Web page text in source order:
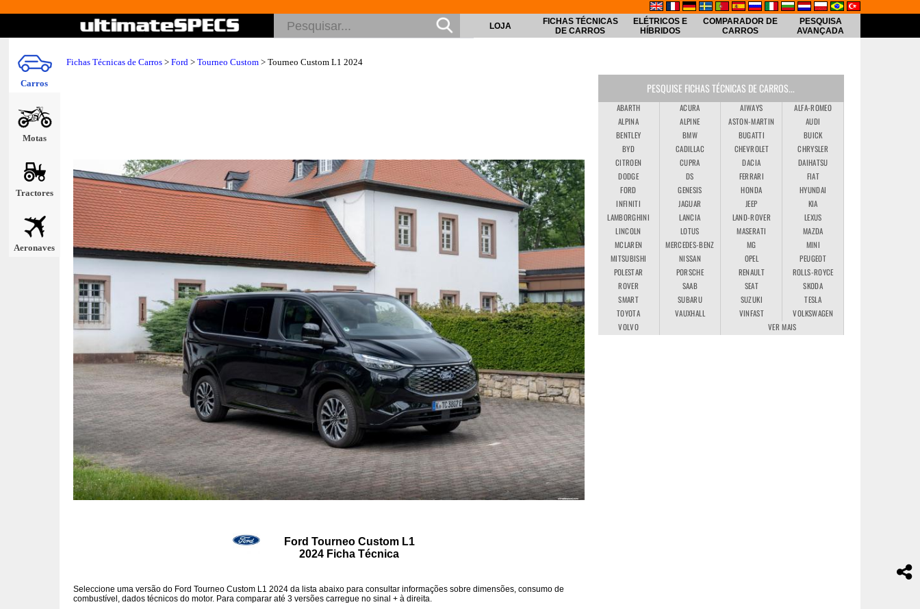
Carros
Motas
Tractores
Aeronaves
LOJA
FICHAS TÉCNICAS
DE CARROS
ELÉTRICOS E
HÍBRIDOS
COMPARADOR DE
CARROS
PESQUISA
AVANÇADA
Fichas Técnicas de Carros > Ford > Tourneo Custom > Tourneo Custom L1 2024
Ford Tourneo Custom L1
2024 Ficha Técnica
Seleccione uma versão do Ford Tourneo Custom L1 2024 da lista abaixo para consultar informações sobre dimensões, consumo de
combustível, dados técnicos do motor. Para comparar até 3 versões carregue no sinal + à direita.
PESQUISE FICHAS TÉCNICAS DE CARROS...
ABARTH ACURA AIWAYS
ALFA-ROMEO
ALPINA
ALPINE ASTON-MARTIN
AUDI
BENTLEY
BMW BUGATTI
BUICK
BYD
CADILLAC CHEVROLET
CHRYSLER
CITROEN
CUPRA DACIA
DAIHATSU
DODGE
DS FERRARI
FIAT
FORD
GENESIS HONDA
HYUNDAI
INFINITI
JAGUAR JEEP
KIA
LAMBORGHINI
LANCIA LAND-ROVER
LEXUS
LINCOLN
LOTUS MASERATI
MAZDA
MCLAREN
MERCEDES-BENZ MG
MINI
MITSUBISHI
NISSAN OPEL
PEUGEOT
POLESTAR
PORSCHE RENAULT
ROLLS-ROYCE
ROVER
SAAB SEAT
SKODA
SMART
SUBARU SUZUKI
TESLA
TOYOTA
VAUXHALL VINFAST
VOLKSWAGEN
VOLVO
VER MAIS